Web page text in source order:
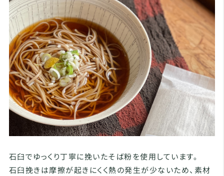
石臼でゆっくり丁寧に挽いたそば粉を使用しています。
石臼挽きは摩擦が起きにくく熱の発生が少ないため、素材